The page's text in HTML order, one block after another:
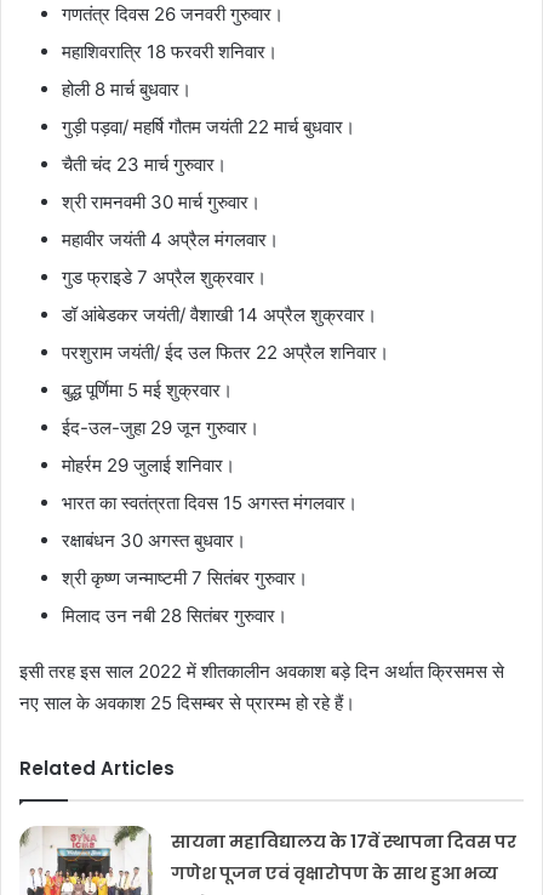
गणतंत्र दिवस 26 जनवरी गुरुवार।
महाशिवरात्रि 18 फरवरी शनिवार।
होली 8 मार्च बुधवार।
गुड़ी पड़वा/ महर्षि गौतम जयंती 22 मार्च बुधवार।
चैती चंद 23 मार्च गुरुवार।
श्री रामनवमी 30 मार्च गुरुवार।
महावीर जयंती 4 अप्रैल मंगलवार।
गुड फ्राइडे 7 अप्रैल शुक्रवार।
डॉ आंबेडकर जयंती/ वैशाखी 14 अप्रैल शुक्रवार।
परशुराम जयंती/ ईद उल फितर 22 अप्रैल शनिवार।
बुद्ध पूर्णिमा 5 मई शुक्रवार।
ईद-उल-जुहा 29 जून गुरुवार।
मोहर्रम 29 जुलाई शनिवार।
भारत का स्वतंत्रता दिवस 15 अगस्त मंगलवार।
रक्षाबंधन 30 अगस्त बुधवार।
श्री कृष्ण जन्माष्टमी 7 सितंबर गुरुवार।
मिलाद उन नबी 28 सितंबर गुरुवार।
इसी तरह इस साल 2022 में शीतकालीन अवकाश बड़े दिन अर्थात क्रिसमस से
नए साल के अवकाश 25 दिसम्बर से प्रारम्भ हो रहे हैं।
Related Articles
सायना महाविद्यालय के 17वें स्थापना दिवस पर
गणेश पूजन एवं वृक्षारोपण के साथ हुआ भव्य